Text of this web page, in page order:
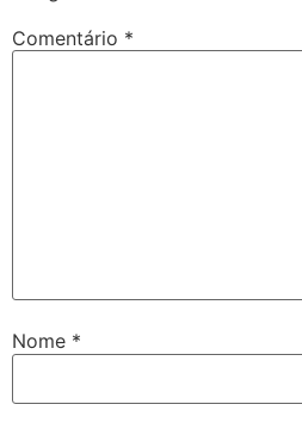
Comentário *
Nome *